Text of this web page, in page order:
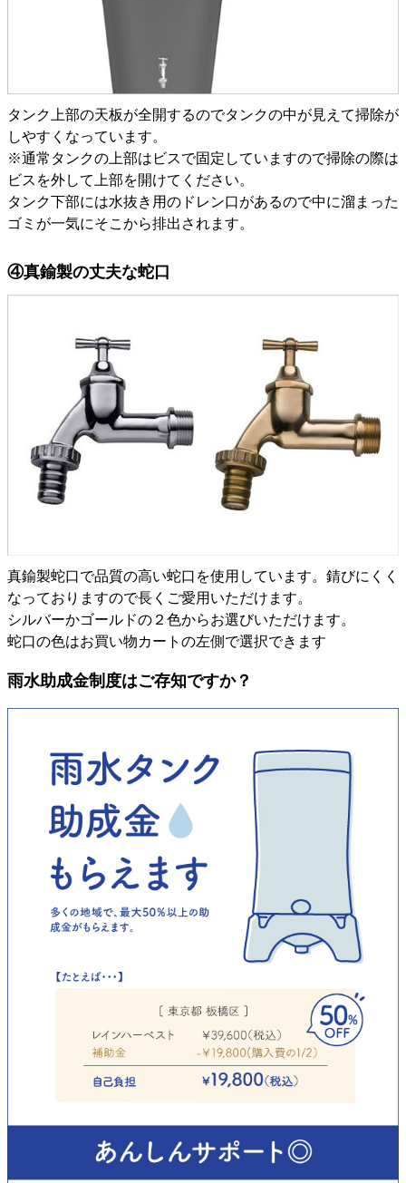
タンク上部の天板が全開するのでタンクの中が見えて掃除が
しやすくなっています。
※通常タンクの上部はビスで固定していますので掃除の際は
ビスを外して上部を開けてください。
タンク下部には水抜き用のドレン口があるので中に溜まった
ゴミが一気にそこから排出されます。
④真鍮製の丈夫な蛇口
真鍮製蛇口で品質の高い蛇口を使用しています。錆びにくく
なっておりますので長くご愛用いただけます。
シルバーかゴールドの２色からお選びいただけます。
蛇口の色はお買い物カートの左側で選択できます
雨水助成金制度はご存知ですか？